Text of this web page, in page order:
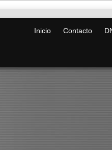
Inicio Contacto